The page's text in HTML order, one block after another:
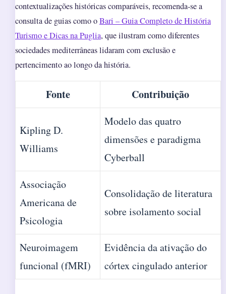
contextualizações históricas comparáveis, recomenda-se a
consulta de guias como oBari – Guia Completo de História
Turismo e Dicas na Puglia, que ilustram como diferentes
sociedades mediterrâneas lidaram com exclusão e
pertencimento ao longo da história.
Fonte Contribuição
Kipling D.
Williams
Modelo das quatro
dimensões e paradigma
Cyberball
Associação
Americana de
Psicologia
Consolidação de literatura
sobre isolamento social
Neuroimagem
funcional (fMRI)
Evidência da ativação do
córtex cingulado anterior